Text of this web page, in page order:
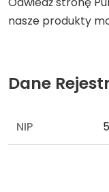
nasze produkty
Dane
NIP